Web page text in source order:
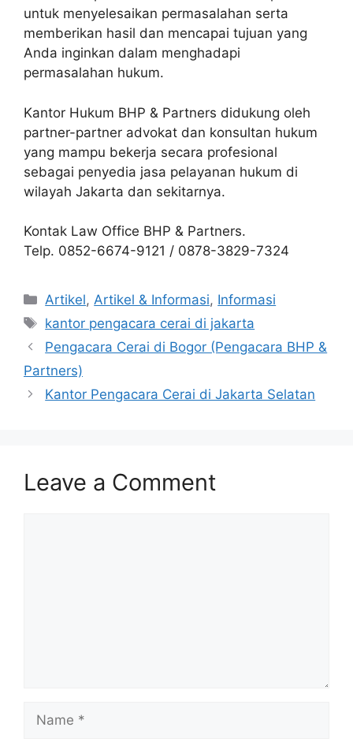
untuk menyelesaikan permasalahan serta
memberikan hasil dan mencapai tujuan yang
Anda inginkan dalam menghadapi
permasalahan hukum.
Kantor Hukum BHP & Partners didukung oleh
partner-partner advokat dan konsultan hukum
yang mampu bekerja secara profesional
sebagai penyedia jasa pelayanan hukum di
wilayah Jakarta dan sekitarnya.
Kontak Law Office BHP & Partners.
Telp. 0852-6674-9121 / 0878-3829-7324
Artikel,Artikel & Informasi, Informasi
kantor pengacara cerai di jakarta
Pengacara Cerai di Bogor (Pengacara BHP &
Partners)
Kantor Pengacara Cerai di Jakarta Selatan
Leave a Comment